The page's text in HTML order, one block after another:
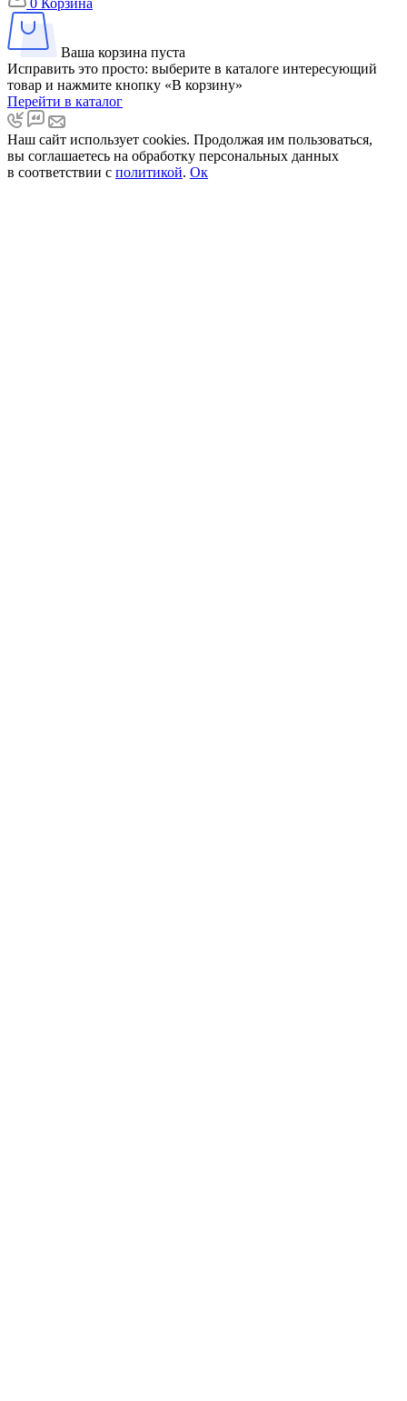
Ваша корзина пуста
Исправить это просто: выберите в каталоге интересующий
товар и нажмите кнопку «В корзину»
Перейти в каталог
Наш сайт использует cookies. Продолжая им пользоваться,
вы соглашаетесь на обработку персональных данных
в соответствии с политикой. Ок